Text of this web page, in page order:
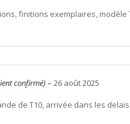
finitions exemplaires,
confirmé)– 26 août 2025
de T10, arrivée dans les